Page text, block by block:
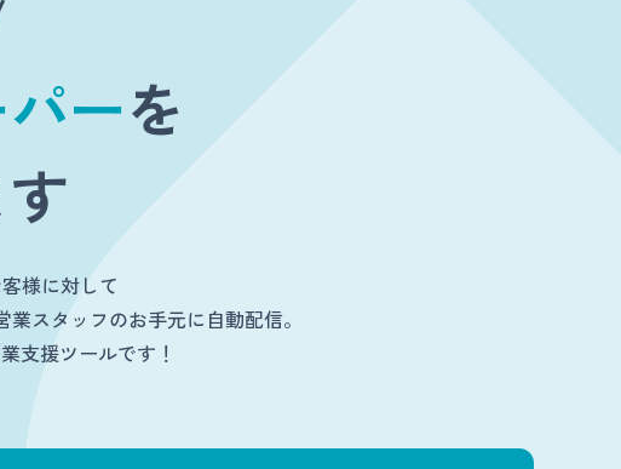
ーを
様に対して
スタッフのお手元に自動配信。
支援ツールです！